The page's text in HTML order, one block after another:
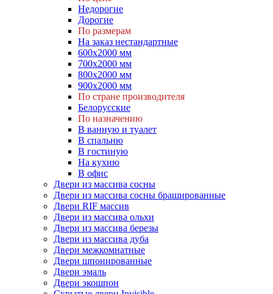
Недорогие
Дорогие
По размерам
На заказ нестандартные
600х2000 мм
700х2000 мм
800х2000 мм
900х2000 мм
По стране производителя
Белорусские
По назначению
В ванную и туалет
В спальню
В гостиную
На кухню
В офис
Двери из массива сосны
Двери из массива сосны брашированные
Двери RIF массив
Двери из массива ольхи
Двери из массива березы
Двери из массива дуба
Двери межкомнатные
Двери шпонированные
Двери эмаль
Двери экошпон